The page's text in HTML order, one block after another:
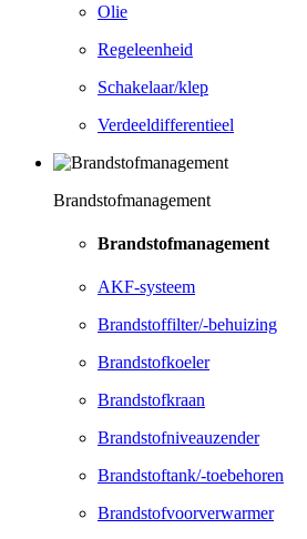
Olie
Regeleenheid
Schakelaar/klep
Verdeeldifferentieel
Brandstofmanagement
Brandstofmanagement
AKF-systeem
Brandstoffilter/-behuizing
Brandstofkoeler
Brandstofkraan
Brandstofniveauzender
Brandstoftank/-toebehoren
Brandstofvoorverwarmer